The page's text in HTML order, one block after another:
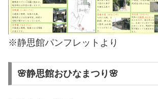
※静思館パンフレットより
🌸静思館おひなまつり🌸